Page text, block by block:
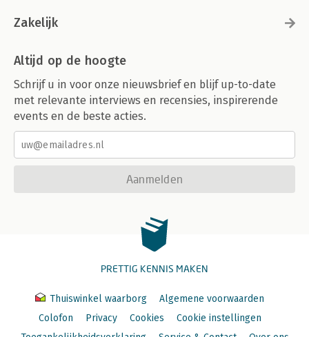
Zakelijk
Altijd op de hoogte
Schrijf u in voor onze nieuwsbrief en blijf up-to-date
met relevante interviews en recensies, inspirerende
events en de beste acties.
Aanmelden
PRETTIG KENNIS MAKEN
Thuiswinkel waarborg
Algemene voorwaarden
Colofon
Privacy Cookies
Cookie instellingen